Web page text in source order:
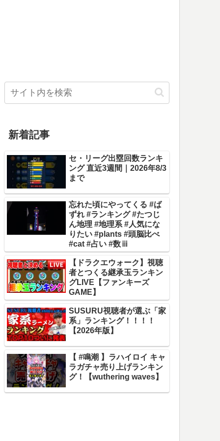
新着記事
セ・リーグ出塁回数ランキ
ング 直近3週間｜2026年8/3
まで
忘れた頃にやってくる #ば
ずれ #ランキング #たつじ
ん地理 #地理系 #人気にな
りたい #plants #頭脳比べ
#cat #占い #数ⅲ
【ドラクエウォーク】視聴
者とつくる継承玉ランキン
グLIVE【ファンキーズ
GAME】
SUSURU視聴者が選ぶ「家
系」ランキング！！！！
【2026年版】
【 #鳴潮 】ラハイロイ キャ
ラガチャ売り上げランキン
グ！【wuthering waves】